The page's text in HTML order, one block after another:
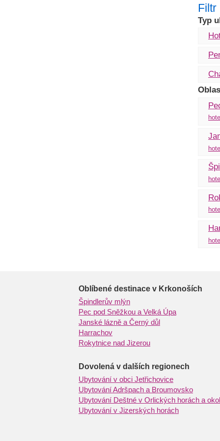
Filtr
Typ
Oblíbené destinace v Krkonoších
Špindlerův mlýn
Pec pod Sněžkou a Velká Úpa
Janské lázně a Černý důl
Harrachov
Rokytnice nad Jizerou
Dovolená v dalších regionech
Ubytování v obci Jetřichovice
Ubytování Adršpach a Broumovsko
Ubytování Deštné v Orlických horách a
Ubytování v Jizerských horách